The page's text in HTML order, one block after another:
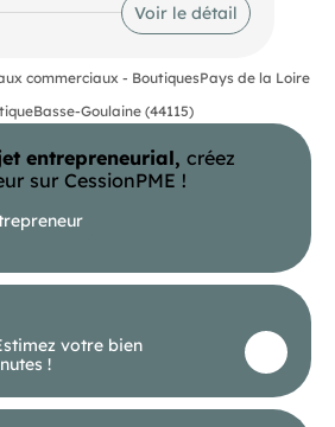
Voir le détail
commerciaux - BoutiquesPays de la Loire
Basse-Goulaine (44115)
entrepreneurial, créez
sur CessionPME !
votre bien
!